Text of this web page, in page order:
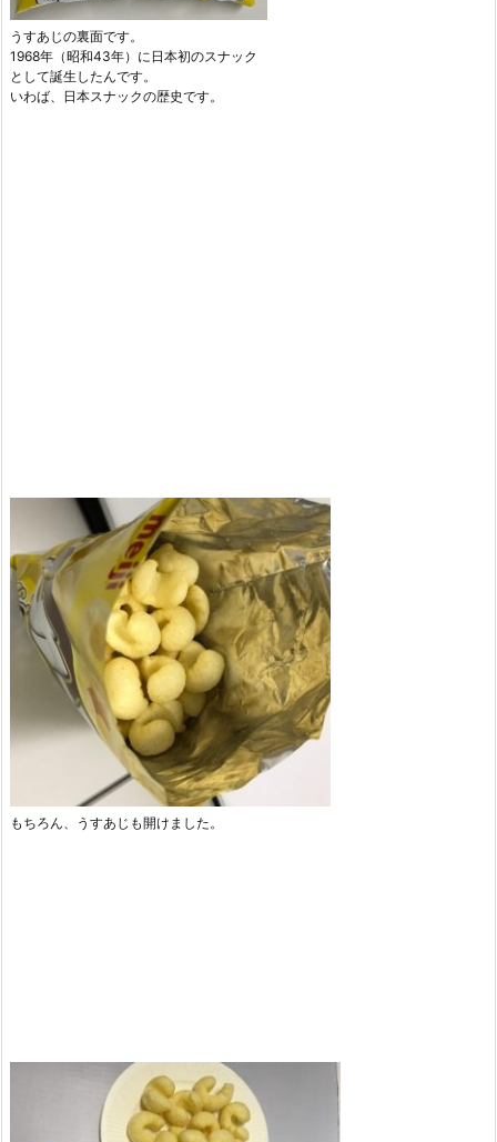
うすあじの裏面です。
1968年（昭和43年）に日本初のスナック
として誕生したんです。
いわば、日本スナックの歴史です。
もちろん、うすあじも開けました。